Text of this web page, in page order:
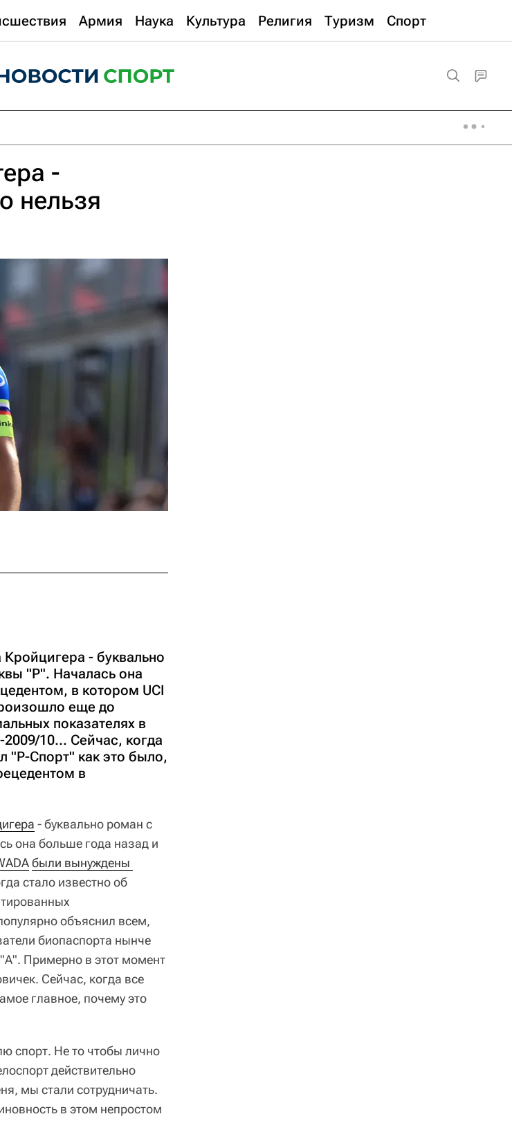
Армия Наука Культура Религия Туризм Спорт
-
нельзя
- буквально
"Р". Началась она
в котором UCI
еще до
показателях в
10... Сейчас, когда
"Р-Спорт" как это было,
в
- буквально роман с
она больше года назад и
были вынуждены
стало известно об
объяснил всем,
биопаспорта нынче
Примерно в этот момент
Сейчас, когда все
главное, почему это
спорт. Не то чтобы лично
действительно
мы стали сотрудничать.
в этом непростом